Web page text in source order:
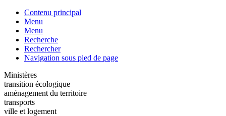
Contenu principal
Menu
Menu
Recherche
Rechercher
Navigation sous pied de page
Ministères
transition écologique
aménagement du territoire
transports
ville et logement